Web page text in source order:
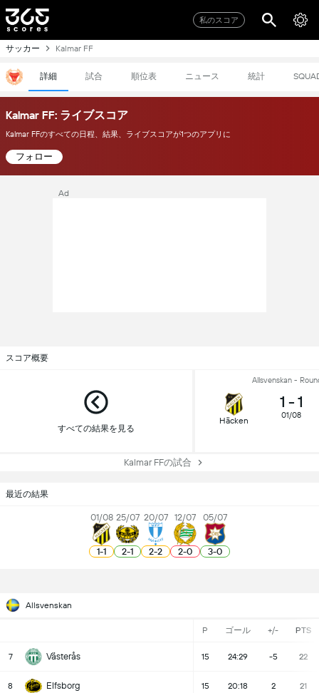
私のスコア
サッカー Kalmar FF
詳細 試合 順位表 ニュース 統計
Kalmar FF: ライブスコア
Kalmar FFのすべての日程、結果、ライブスコアが1つのアプリに
フォロー
Ad
スコア概要
すべての結果を見る
Allsvenskan -
Häcken
1 - 1
01/08
Kalmar FFの試合
最近の結果
01/08
1-1
25/07
2-1
20/07
2-2
12/07
2-0
05/07
3-0
Allsvenskan
P ゴール +/- PTS
7 Västerås 15 24:29 -5 22
8 Elfsborg 15 20:18 2 21